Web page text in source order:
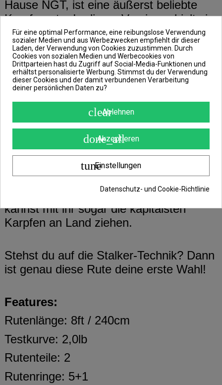
Hause NGT, ist eine äußerst beliebte
Karpfenrute. In dieser Version erhielt sie
auch noch die Camo-Optik.
Mit dieser Rute kannst du sogar von
sonst schwer zugänglichen Stellen aus
fischen und so Hot Spots erreichen,
welche sonst nur sehr schwer zu
befischen wären.
Das geht nur deshalb, weil ihre Länge
von 8ft, darauf abzielt. Doch ihre Länge
Stalker ist nämlich sehr stark und du
kannst mit ihr sogar die kapitalsten
Karpfen an Land ziehen.
Stehst du auf die Stalker-Technik? Dann
ist genau diese Rute deine erste Wahl!
Features:
Rutenlänge: 8ft / 240cm
Testkurve: 2,0lb
Rutenteile: 2
Rutenringe: 5+1
Für eine optimal Performance, eine reibungslose Verwendung
sozialer Medien und aus Werbezwecken empfiehlt dir dieser
Laden, der Verwendung von Cookies zuzustimmen. Durch
Cookies von sozialen Medien und Werbecookies von
Drittparteien hast du Zugriff auf Social-Media-Funktionen und
erhältst personalisierte Werbung. Stimmst du der Verwendung
dieser Cookies und der damit verbundenen Verarbeitung
deiner persönlichen Daten zu?
clearAblehnen
done_all
Akzeptieren
tuneEinstellungen
Datenschutz- und Cookie-Richtlinie